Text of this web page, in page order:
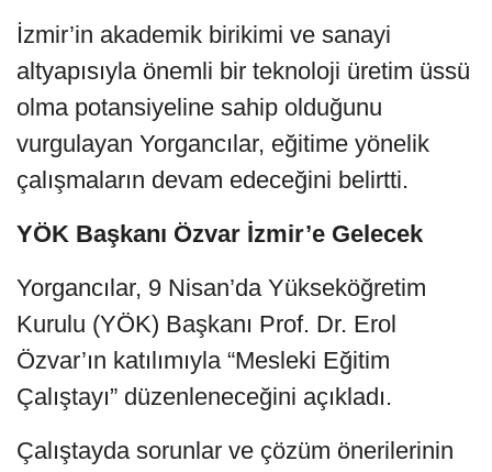
İzmir’in akademik birikimi ve sanayi
altyapısıyla önemli bir teknoloji üretim üssü
olma potansiyeline sahip olduğunu
vurgulayan Yorgancılar, eğitime yönelik
çalışmaların devam edeceğini belirtti.
YÖK Başkanı Özvar İzmir’e Gelecek
Yorgancılar, 9 Nisan’da Yükseköğretim
Kurulu (YÖK) Başkanı Prof. Dr. Erol
Özvar’ın katılımıyla “Mesleki Eğitim
Çalıştayı” düzenleneceğini açıkladı.
Çalıştayda sorunlar ve çözüm önerilerinin